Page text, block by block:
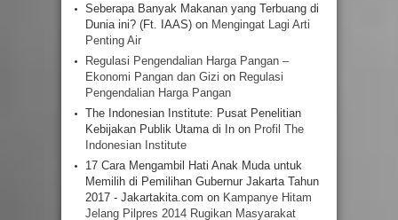
Seberapa Banyak Makanan yang Terbuang di
Dunia ini? (Ft. IAAS) on Mengingat Lagi Arti
Penting Air
Regulasi Pengendalian Harga Pangan –
Ekonomi Pangan dan Gizi on Regulasi
Pengendalian Harga Pangan
The Indonesian Institute: Pusat Penelitian
Kebijakan Publik Utama di In on Profil The
Indonesian Institute
17 Cara Mengambil Hati Anak Muda untuk
Memilih di Pemilihan Gubernur Jakarta Tahun
2017 - Jakartakita.com on Kampanye Hitam
Jelang Pilpres 2014 Rugikan Masyarakat